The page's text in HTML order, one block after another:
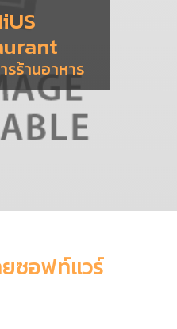
รร้านอาหาร
ซอฟท์แวร์